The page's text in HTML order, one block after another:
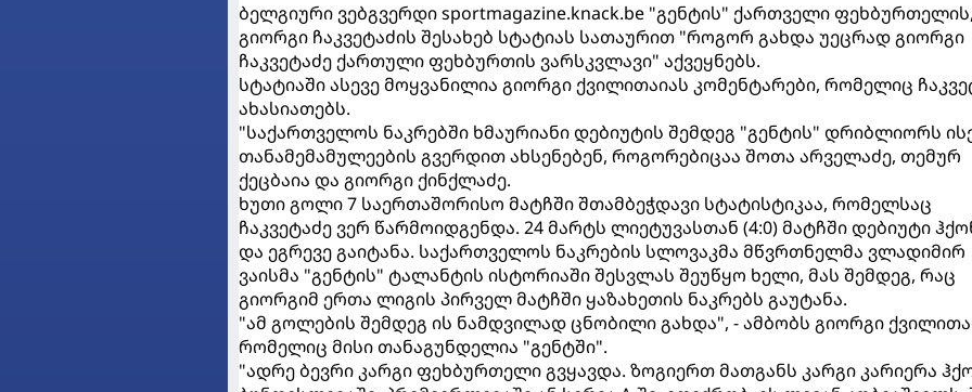
ბელგიური ვებგვერდი sportmagazine.knack.be "გენტის" ქართველი
გიორგი ჩაკვეტაძის შესახებ სტატიას სათაურით "როგორ გახდა უეცრად გიორგი
ჩაკვეტაძე ქართული ფეხბურთის ვარსკვლავი" აქვეყნებს.
სტატიაში ასევე მოყვანილია გიორგი ქვილითაიას კომენტარები, რომელიც
ახასიათებს.
"საქართველოს ნაკრებში ხმაურიანი დებიუტის შემდეგ "გენტის" დრიბლიორს
თანამემამულეების გვერდით ახსენებენ, როგორებიცაა შოთა არველაძე, თემურ
ქეცბაია და გიორგი ქინქლაძე.
ხუთი გოლი 7 საერთაშორისო მატჩში შთამბეჭდავი სტატისტიკაა, რომელსაც
ჩაკვეტაძე ვერ წარმოიდგენდა. 24 მარტს ლიეტუვასთან (4:0) მატჩში დებიუტი
და ეგრევე გაიტანა. საქართველოს ნაკრების სლოვაკმა მწვრთნელმა ვლადიმირ
ვაისმა "გენტის" ტალანტის ისტორიაში შესვლას შეუწყო ხელი, მას შემდეგ, რაც
გიორგიმ ერთა ლიგის პირველ მატჩში ყაზახეთის ნაკრებს გაუტანა.
"ამ გოლების შემდეგ ის ნამდვილად ცნობილი გახდა", - ამბობს გიორგი
რომელიც მისი თანაგუნდელია "გენტში".
"ადრე ბევრი კარგი ფეხბურთელი გვყავდა. ზოგიერთ მათგანს კარგი კარიერა